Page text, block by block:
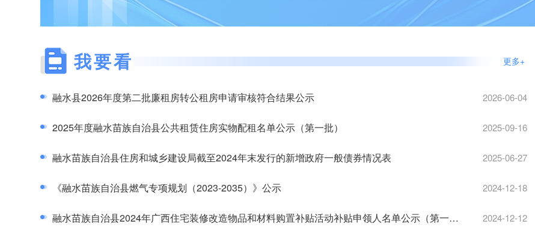
我要看 更多+
融水县2026年度第二批廉租房转公租房申请审核符合结果公示 2026-06-04
2025年度融水苗族自治县公共租赁住房实物配租名单公示（第一批） 2025-09-16
融水苗族自治县住房和城乡建设局截至2024年末发行的新增政府一般债券情况表 2025-06-27
《融水苗族自治县燃气专项规划（2023-2035）》公示 2024-12-18
融水苗族自治县2024年广西住宅装修改造物品和材料购置补贴活动补贴申领人名单公示（第一批） 2024-12-12